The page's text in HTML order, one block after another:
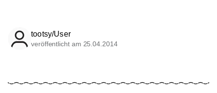
tootsy/User
veröffentlicht am 25.04.2014